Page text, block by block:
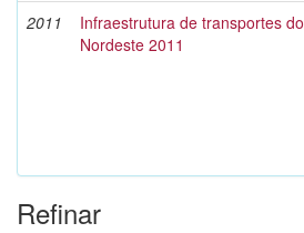
2011
Infraestrutura de transportes do
Nordeste 2011
Refinar